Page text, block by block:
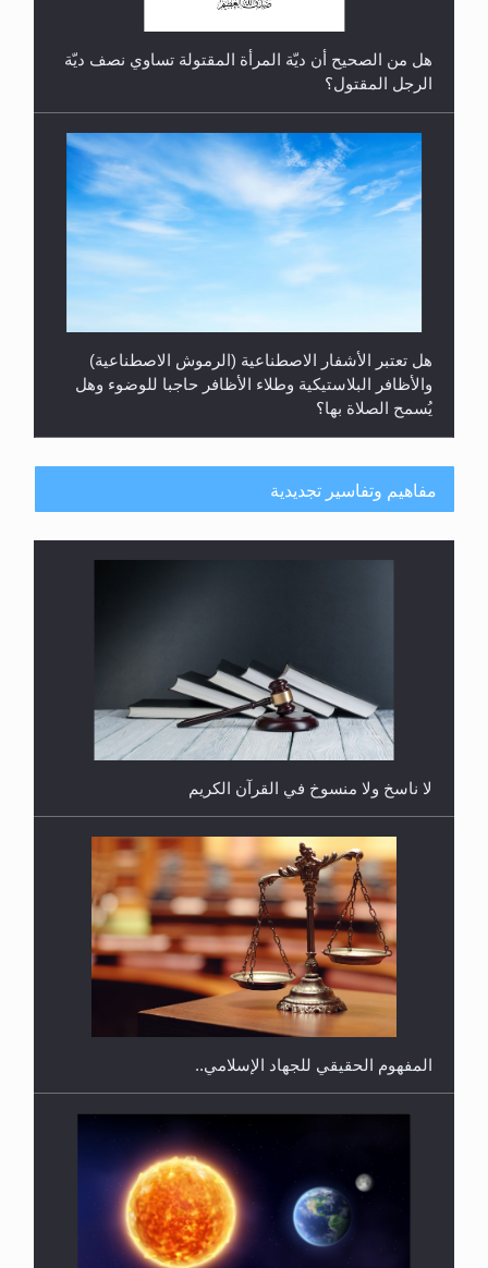
هل من الصحيح أن ديّة المرأة المقتولة تساوي نصف ديّة
الرجل المقتول؟
هل تعتبر الأشفار الاصطناعية (الرموش الاصطناعية)
والأظافر البلاستيكية وطلاء الأظافر حاجبا للوضوء وهل
يُسمح الصلاة بها؟
هل يُحسب حول الزكاة وفق السنة الميلادية أو الهجرية؟
هل يجوز فتح مشروع كوافير نسائي للمحجبات وغير
المحجبات؟
مفاهيم وتفاسير تجديدية
لا ناسخ ولا منسوخ في القرآن الكريم
المفهوم الحقيقي للجهاد الإسلامي..